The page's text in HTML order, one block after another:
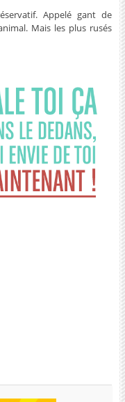
Appelé gant de
Mais les plus rusés